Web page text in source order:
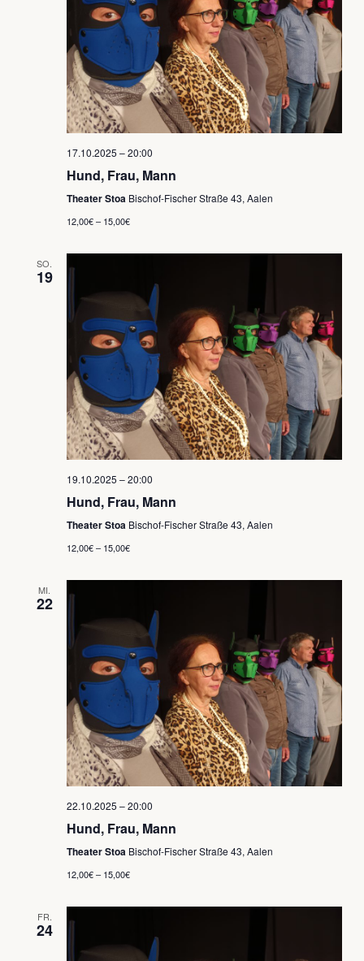
17.10.2025 – 20:00
Hund, Frau, Mann
Theater Stoa Bischof-Fischer Straße 43, Aalen
12,00€ – 15,00€
SO.
19
19.10.2025 – 20:00
Hund, Frau, Mann
Theater Stoa Bischof-Fischer Straße 43, Aalen
12,00€ – 15,00€
MI.
22
22.10.2025 – 20:00
Hund, Frau, Mann
Theater Stoa Bischof-Fischer Straße 43, Aalen
12,00€ – 15,00€
FR.
24